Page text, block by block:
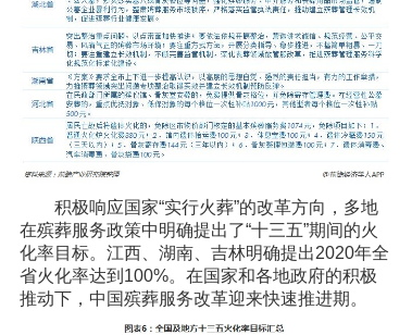
积极响应国家“实行火葬”的改革方向，多地
在殡葬服务政策中明确提出了“十三五”期间的火
化率目标。江西、湖南、吉林明确提出2020年全
省火化率达到100%。在国家和各地政府的积极
推动下，中国殡葬服务改革迎来快速推进期。